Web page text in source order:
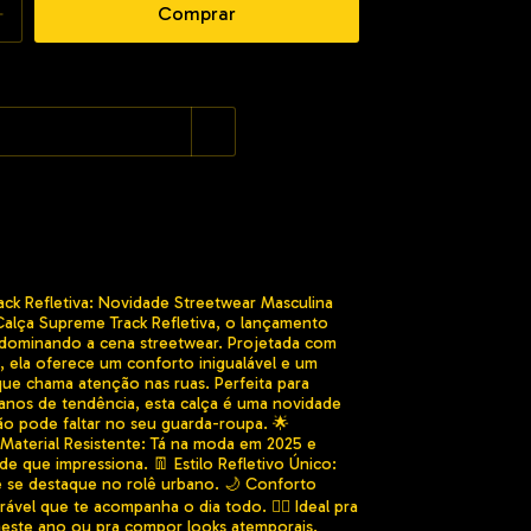
Refletiva: Novidade Streetwear Masculina
Supreme Track Refletiva, o lançamento
a cena streetwear. Projetada com
ela oferece um conforto inigualável e um
chama atenção nas ruas. Perfeita para
de tendência, esta calça é uma novidade
pode faltar no seu guarda-roupa. 🌟
Resistente: Tá na moda em 2025 e
que impressiona. 👖 Estilo Refletivo Único:
se destaque no rolê urbano. 🌙 Conforto
que te acompanha o dia todo. 🏃‍♂️ Ideal pra
ano ou pra compor looks atemporais.